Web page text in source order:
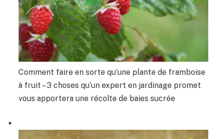
Comment faire en sorte qu’une plante de framboise
à fruit – 3 choses qu’un expert en jardinage promet
vous apportera une récolte de baies sucrée